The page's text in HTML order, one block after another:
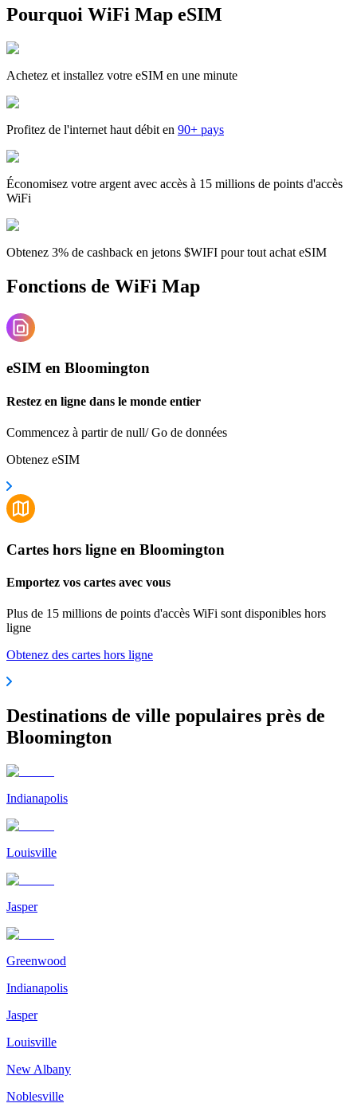
Pourquoi WiFi Map eSIM
Achetez et installez votre eSIM en une minute
Profitez de l'internet haut débit en 90+ pays
Économisez votre argent avec accès à 15 millions de points d'accès
WiFi
Obtenez 3% de cashback en jetons $WIFI pour tout achat eSIM
Fonctions de WiFi Map
eSIM en Bloomington
Restez en ligne dans le monde entier
Commencez à partir de null/ Go de données
Obtenez eSIM
Cartes hors ligne en Bloomington
Emportez vos cartes avec vous
Plus de 15 millions de points d'accès WiFi sont disponibles hors
ligne
Obtenez des cartes hors ligne
Destinations de ville populaires près de
Bloomington
Indianapolis
Louisville
Jasper
Greenwood
Indianapolis
Jasper
Louisville
New Albany
Noblesville